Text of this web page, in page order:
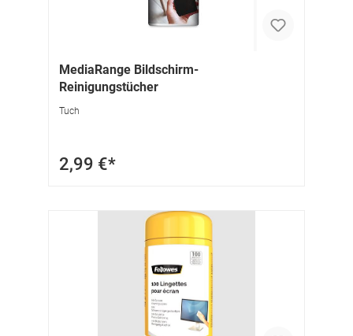
MediaRange Bildschirm-
Reinigungstücher
Tuch
2,99 €*